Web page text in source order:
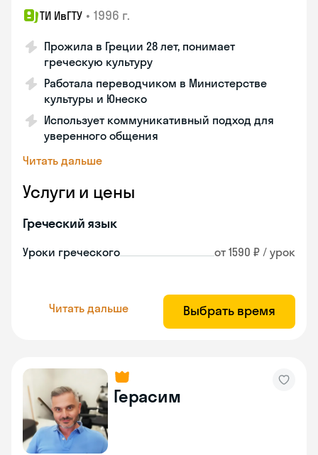
ТИ ИвГТУ • 1996 г.
Прожила в Греции 28 лет, понимает
греческую культуру
Работала переводчиком в Министерстве
культуры и Юнеско
Использует коммуникативный подход для
уверенного общения
Читать дальше
Услуги и цены
Греческий язык
Уроки греческого от 1590 ₽ / урок
Читать дальше Выбрать время
Герасим